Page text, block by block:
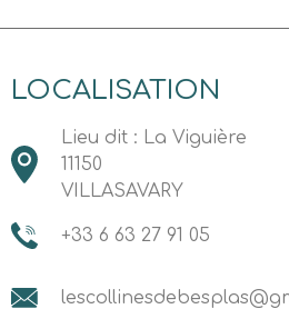
LOCALISATION
Lieu dit : La Viguière
11150
VILLASAVARY
+33 6 63 27 91 05